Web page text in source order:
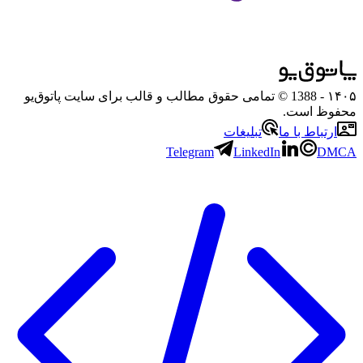
۱۴۰۵
- 1388 © تمامی حقوق مطالب و قالب برای سایت پاتوق‌یو
محفوظ است.
ارتباط با ما
تبلیغات
Telegram
LinkedIn DMCA